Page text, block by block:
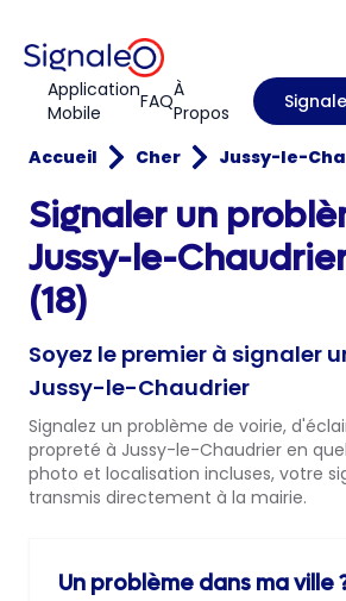
Application
Mobile
FAQÀ
Propos
Accueil Cher Jussy-le-
Signaler un
Jussy-le-
(18)
Soyez le premier à signaler
Jussy-le-Chaudrier
Signalez un problème de voirie,
propreté à Jussy-le-Chaudrier en
photo et localisation incluses, votre
transmis directement à la mairie.
Un problème dans ma ville